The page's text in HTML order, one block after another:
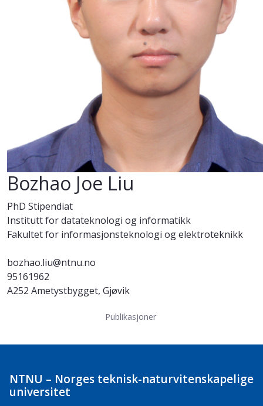
Bozhao Joe Liu
PhD Stipendiat
Institutt for datateknologi og informatikk
Fakultet for informasjonsteknologi og elektroteknikk
bozhao.liu@ntnu.no
95161962
A252 Ametystbygget, Gjøvik
Publikasjoner
NTNU – Norges teknisk-naturvitenskapelige
universitet